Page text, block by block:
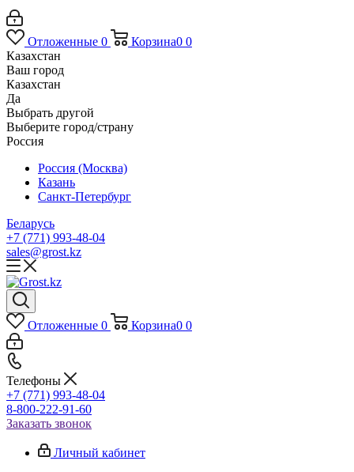
Отложенные 0 Корзина0 0
Казахстан
Ваш город
Казахстан
Да
Выбрать другой
Выберите город/страну
Россия
Россия (Москва)
Казань
Санкт-Петербург
Беларусь
+7 (771) 993-48-04
sales@grost.kz
Отложенные 0 Корзина0 0
Телефоны
+7 (771) 993-48-04
8-800-222-91-60
Заказать звонок
Личный кабинет